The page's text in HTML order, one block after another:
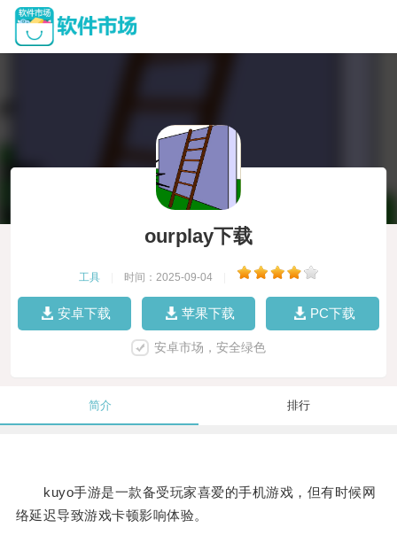
ourplay下载
工具 时间：2025-09-04
安卓下载 苹果下载 PC下载
安卓市场，安全绿色
简介 排行
kuyo手游是一款备受玩家喜爱的手机游戏，但有时候网
络延迟导致游戏卡顿影响体验。